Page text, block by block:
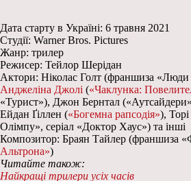
Дата старту в Україні: 6 травня 2021
Студії: Warner Bros. Pictures
Жанр: трилер
Режисер: Тейлор Шерідан
Актори: Ніколас Голт (франшиза «Люди
Анджеліна Джолі («Чаклунка:
«Турист»), Джон Бернтал
Ейдан Ґіллен («Богемна рапсодія»),
Олімпу», серіал «Доктор Хаус») та інші
Композитор: Браян Тайлер (франшиза
Альтрона»)
Читайте також:
Найкращі трилери усіх часів